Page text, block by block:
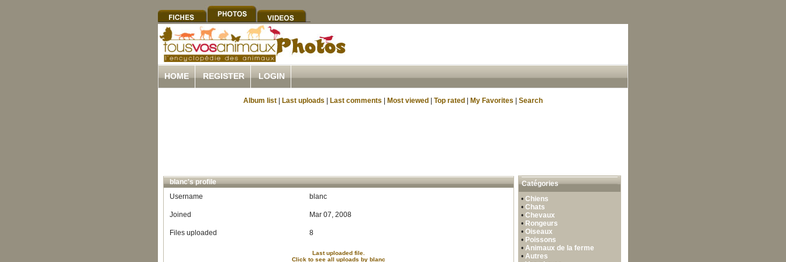
HOME REGISTER LOGIN
Album list Last uploads Last comments Most viewed Top rated My Favorites Search
blanc's profile
Username
blanc
Joined Mar 07, 2008
Files uploaded 8
Last uploaded file.
Click to see all uploads by blanc
Catégories
•Chiens
•Chats
•Chevaux
• Rongeurs
•Oiseaux
• Poissons
• Animaux de la ferme
• Autres